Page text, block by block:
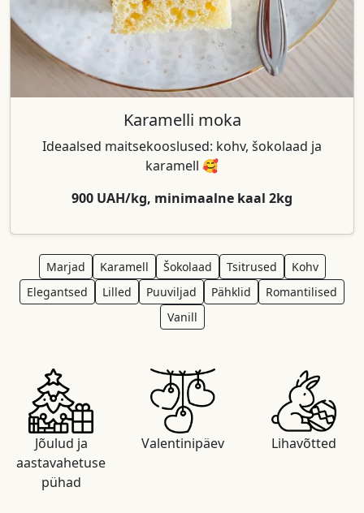
Karamelli moka
Ideaalsed maitsekooslused: kohv, šokolaad ja
karamell 🥰
900 UAH/kg, minimaalne kaal 2kg
Marjad Karamell Šokolaad Tsitrused
Kohv
Elegantsed
Lilled Puuviljad Pähklid
Romantilised
Vanill
Jõulud ja
aastavahetuse
pühad
Valentinipäev Lihavõtted